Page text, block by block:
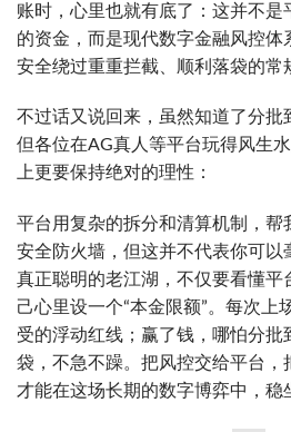
账时，心里也就有底了：这并不
的资金，而是现代数字金融风控
安全绕过重重拦截、顺利落袋的常
不过话又说回来，虽然知道了分批
但各位在AG真人等平台玩得风生
上更要保持绝对的理性：
平台用复杂的拆分和清算机制，帮
安全防火墙，但这并不代表你可以
真正聪明的老江湖，不仅要看懂平
己心里设一个“本金限额”。每次上
受的浮动红线；赢了钱，哪怕分批
袋，不急不躁。把风控交给平台，
才能在这场长期的数字博弈中，稳